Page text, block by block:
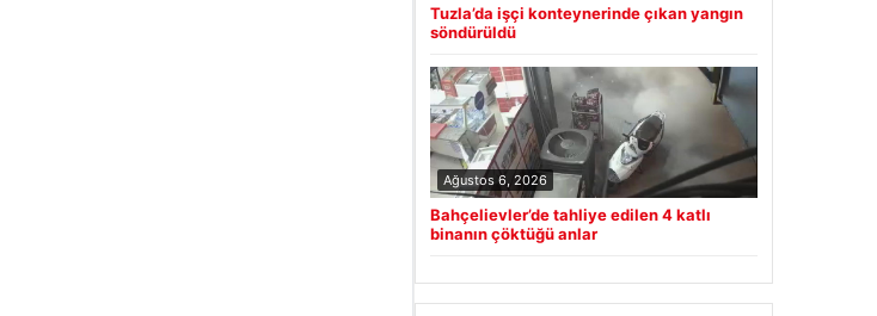
Tuzla’da işçi konteynerinde çıkan yangın
söndürüldü
Ağustos 6, 2026
Bahçelievler’de tahliye edilen 4 katlı
binanın çöktüğü anlar